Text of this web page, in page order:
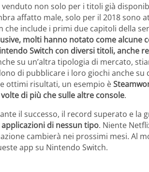
non solo per i titoli già
affatto male, solo per il 2018 sono
include i primi due capitoli della
molti hanno notato come alcune
Switch con diversi titoli, anche
su un’altra tipologia di mercato,
di pubblicare i loro giochi anche su
ottimi risultati, un esempio è
di più che sulle altre console.
il successo, il record superato e la
di nessun tipo. Niente
cambierà nei prossimi mesi. Al
app su Nintendo Switch.